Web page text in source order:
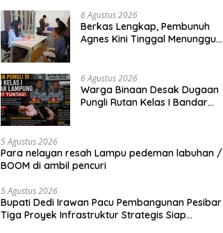
6 Agustus 2026
Berkas Lengkap, Pembunuh
Agnes Kini Tinggal Menunggu
6 Agustus 2026
Warga Binaan Desak Dugaan
Pungli Rutan Kelas I Bandar
5 Agustus 2026
Para nelayan resah Lampu pedeman labuhan /
BOOM di ambil pencuri
5 Agustus 2026
Bupati Dedi Irawan Pacu Pembangunan Pesibar
Tiga Proyek Infrastruktur Strategis Siap